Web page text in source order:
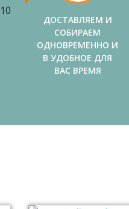
ДОСТАВЛЯЕМ И
СОБИРАЕМ
ОДНОВРЕМЕННО И
В УДОБНОЕ ДЛЯ
ВАС ВРЕМЯ